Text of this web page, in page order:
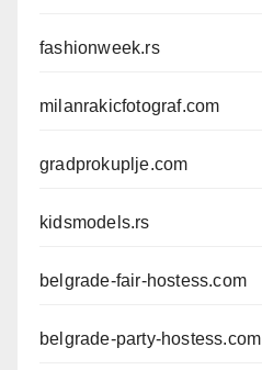
fashionweek.rs
milanrakicfotograf.com
gradprokuplje.com
kidsmodels.rs
belgrade-fair-hostess.com
belgrade-party-hostess.com